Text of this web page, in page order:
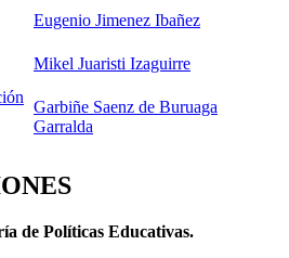
Eugenio Jimenez Ibañez
Mikel Juaristi Izaguirre
Garbiñe Saenz de Buruaga
Garralda
de Políticas Educativas.